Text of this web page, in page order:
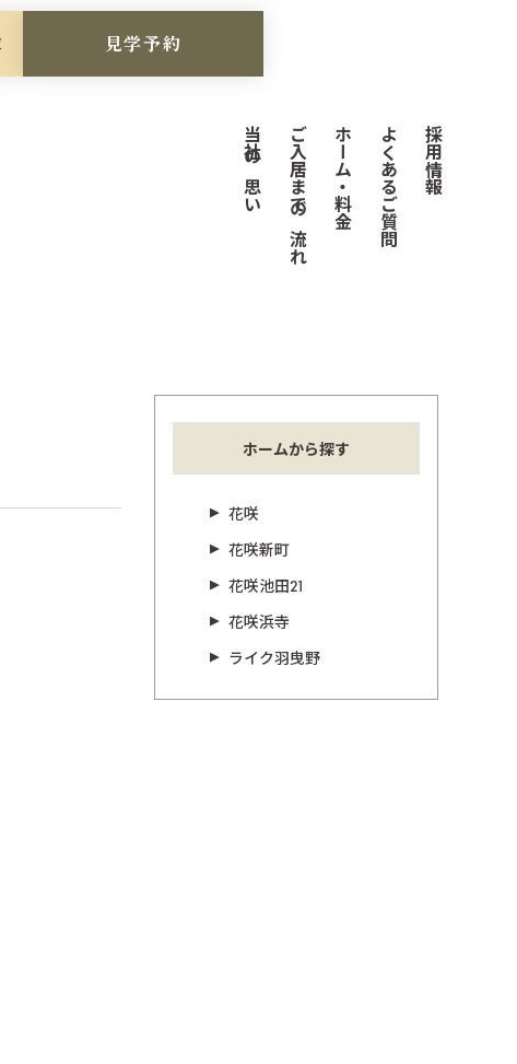
見学予約
当社の思い ご入居までの流れ ホーム・料金 よくあるご質問 採用情報
ホームから探す
花咲
花咲新町
花咲池田21
花咲浜寺
ライク羽曳野